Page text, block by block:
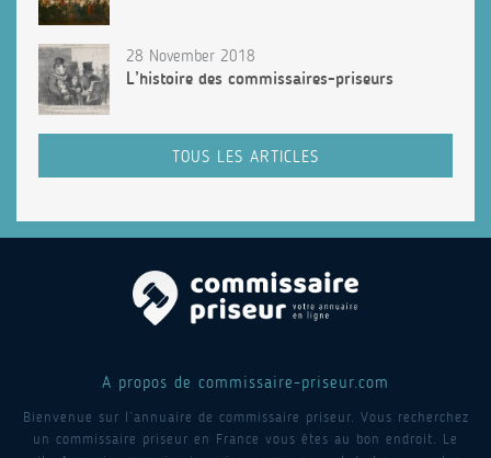
28 November 2018
L’histoire des commissaires-priseurs
TOUS LES ARTICLES
A propos de commissaire-priseur.com
Bienvenue sur l’annuaire de commissaire priseur. Vous recherchez
un commissaire priseur en France vous êtes au bon endroit. Le